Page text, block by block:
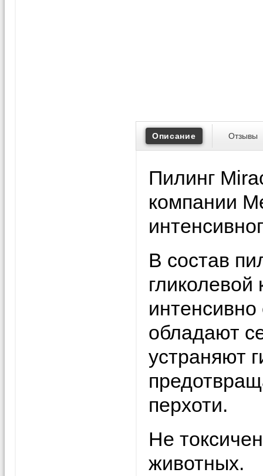
Описание Отзывы
Пилинг
компании
В состав
обладают
устраняют
перхоти.
Не
животных.